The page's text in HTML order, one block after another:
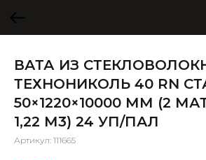
ВАТА ИЗ
ТЕХНОНИКОЛЬ 40 RN
50×1220×10000 ММ (2
1,22 М3) 24 УП/ПАЛ
Артикул: 111665